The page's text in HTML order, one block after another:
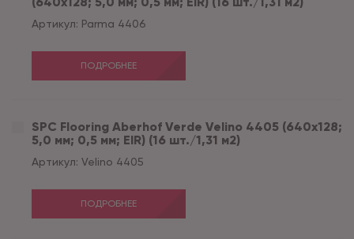
Артикул: Parma 4406
ПОДРОБНЕЕ
SPC Flooring Aberhof Verde Velino 4405 (640х128;
5,0 мм; 0,5 мм; EIR) (16 шт./1,31 м2)
Артикул: Velino 4405
ПОДРОБНЕЕ